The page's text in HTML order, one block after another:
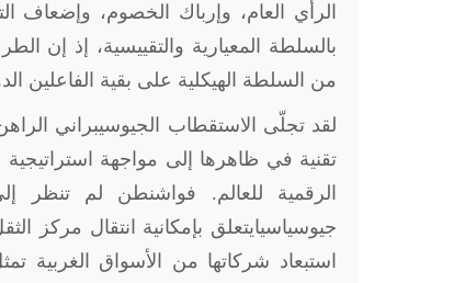
الرأي العام، وإرباك الخصوم، وإضعاف
بالسلطة المعيارية والتقييسية، إذ إن
من السلطة الهيكلية على بقية الفاعلين
لقد تجلّى الاستقطاب الجيوسيبراني
تقنية في ظاهرها إلى مواجهة
الرقمية للعالم. فواشنطن لم تنظر
جيوسياسيايتعلق بإمكانية انتقال مركز
استبعاد شركاتها من الأسواق الغربية